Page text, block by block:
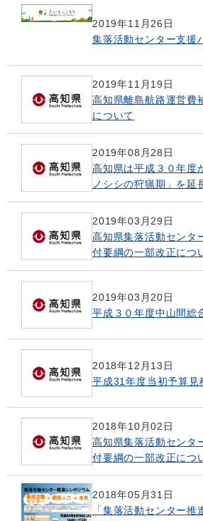
2019年11月26日
集落活動センター支援
2019年11月19日
高知県離島航路運営費
について
2019年08月28日
高知県は平成３０年度
ノシシの狩猟期」を延
2019年03月29日
高知県集落活動センタ
付要綱の一部改正につ
2019年03月20日
平成３０年度中山間総
2018年12月13日
平成31年度当初予算見
2018年10月02日
高知県集落活動センタ
付要綱の一部改正につ
2018年05月31日
「集落活動センター